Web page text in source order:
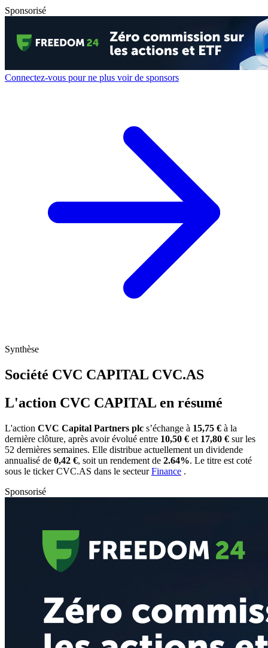
Sponsorisé
Connectez-vous pour ne plus voir de sponsors
Synthèse
Société CVC CAPITAL CVC.AS
L'action CVC CAPITAL en résumé
L'action CVC Capital Partners plc s’échange à 15,75 € à la
dernière clôture, après avoir évolué entre 10,50 € et 17,80 € sur les
52 dernières semaines. Elle distribue actuellement un dividende
annualisé de 0,42 €, soit un rendement de 2.64%. Le titre est coté
sous le tickerCVC.AS dans le secteurFinance .
Sponsorisé